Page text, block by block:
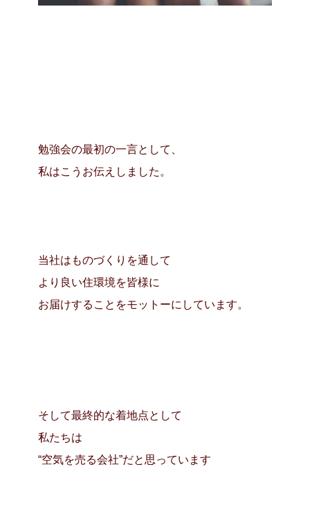
勉強会の最初の一言として、
私はこうお伝えしました。
当社はものづくりを通して
より良い住環境を皆様に
お届けすることをモットーにしています。
そして最終的な着地点として
私たちは
“空気を売る会社”だと思っています